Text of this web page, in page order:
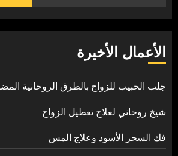
الأعمال الأخيرة
جلب الحبيب للزواج بالطرق الروحانية
شيخ روحاني لعلاج تعطيل الزواج
فك السحر الأسود وعلاج المس